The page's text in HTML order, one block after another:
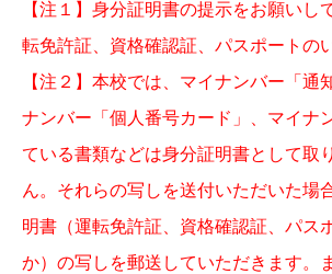
【注１】身分証明書の提示をお願いし
転免許証、資格確認証、パスポートの
【注２】本校では、マイナンバー「通
ナンバー「個人番号カード」、マイナ
ている書類などは身分証明書として取
ん。それらの写しを送付いただいた場
明書（運転免許証、資格確認証、パス
か）の写しを郵送していただきます。